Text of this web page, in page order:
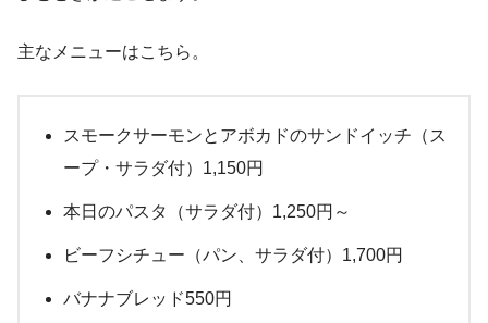
主なメニューはこちら。
スモークサーモンとアボカドのサンドイッチ（ス
ープ・サラダ付）1,150円
本日のパスタ（サラダ付）1,250円～
ビーフシチュー（パン、サラダ付）1,700円
バナナブレッド550円